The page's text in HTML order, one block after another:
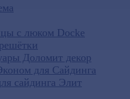
с люком Docke
Доломит декор
для Сайдинга
cайдинга Элит